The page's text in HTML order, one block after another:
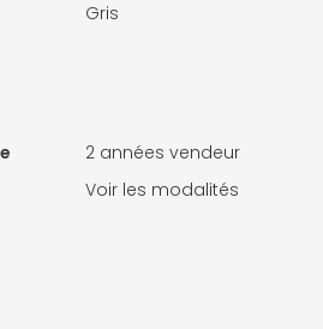
Gris
2 années vendeur
Voir les modalités